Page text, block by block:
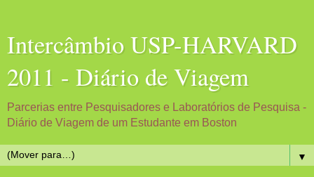
Intercâmbio USP-HARVARD
2011 - Diário de Viagem
Parcerias entre Pesquisadores e Laboratórios de Pesquisa -
Diário de Viagem de um Estudante em Boston
▼